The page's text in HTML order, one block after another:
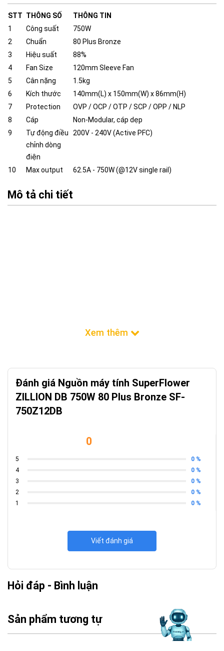
STT THÔNG SỐ
THÔNG TIN
1
Công suất
750W
2
Chuẩn
80 Plus Bronze
3
Hiệu suất
88%
4
Fan Size
120mm Sleeve Fan
5
Cân nặng
1.5kg
6
Kích thước
140mm(L) x 150mm(W) x 86mm(H)
7
Protection
OVP / OCP / OTP / SCP / OPP / NLP
8
Cáp
Non-Modular, cáp dẹp
9
Tự động điều
chỉnh dòng
điện
200V - 240V (Active PFC)
10 Max output 62.5A - 750W (@12V single rail)
Mô tả chi tiết
Đánh giá Nguồn máy tính SuperFlower
ZILLION DB 750W 80 Plus Bronze SF-
750Z12DB
0
5
0 %
4
0 %
3
0 %
2
0 %
1
0 %
Viết đánh giá
Hỏi đáp - Bình luận
Sản phẩm tương tự